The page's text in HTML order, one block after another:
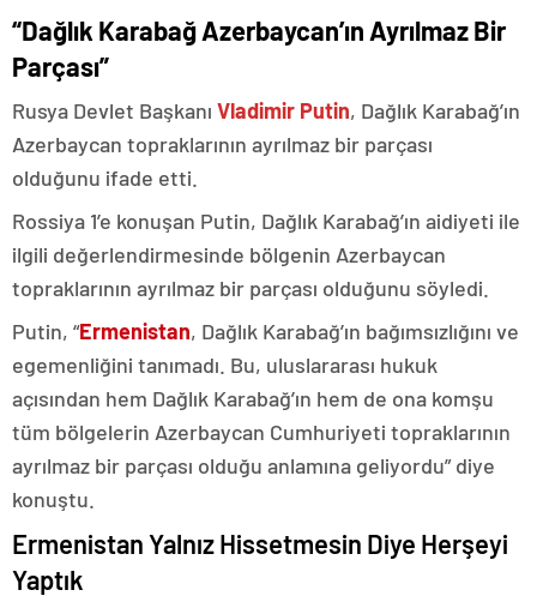
“Dağlık Karabağ Azerbaycan’ın Ayrılmaz Bir
Parçası”
Rusya Devlet Başkanı Vladimir Putin, Dağlık Karabağ’ın
Azerbaycan topraklarının ayrılmaz bir parçası
olduğunu ifade etti.
Rossiya 1’e konuşan Putin, Dağlık Karabağ’ın aidiyeti ile
ilgili değerlendirmesinde bölgenin Azerbaycan
topraklarının ayrılmaz bir parçası olduğunu söyledi.
Putin, “Ermenistan, Dağlık Karabağ’ın bağımsızlığını ve
egemenliğini tanımadı. Bu, uluslararası hukuk
açısından hem Dağlık Karabağ’ın hem de ona komşu
tüm bölgelerin Azerbaycan Cumhuriyeti topraklarının
ayrılmaz bir parçası olduğu anlamına geliyordu” diye
konuştu.
Ermenistan Yalnız Hissetmesin Diye Herşeyi
Yaptık